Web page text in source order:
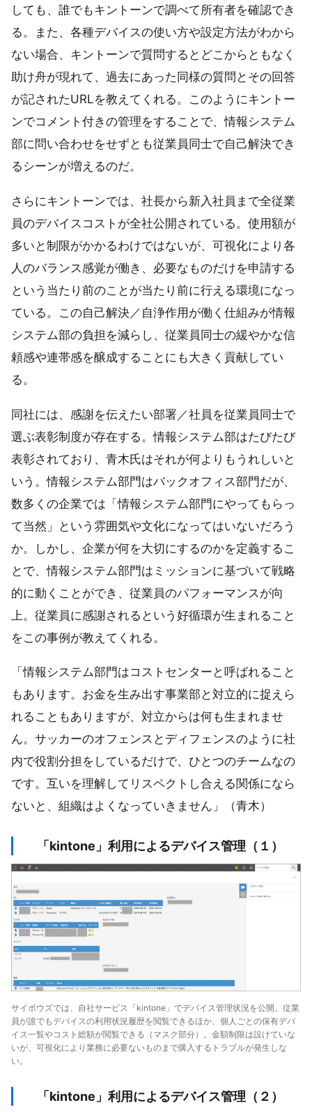
しても、誰でもキントーンで調べて所有者を確認でき
る。また、各種デバイスの使い方や設定方法がわから
ない場合、キントーンで質問するとどこからともなく
助け舟が現れて、過去にあった同様の質問とその回答
が記されたURLを教えてくれる。このようにキントー
ンでコメント付きの管理をすることで、情報システム
部に問い合わせをせずとも従業員同士で自己解決でき
るシーンが増えるのだ。
さらにキントーンでは、社長から新入社員まで全従業
員のデバイスコストが全社公開されている。使用額が
多いと制限がかかるわけではないが、可視化により各
人のバランス感覚が働き、必要なものだけを申請する
という当たり前のことが当たり前に行える環境になっ
ている。この自己解決／自浄作用が働く仕組みが情報
システム部の負担を減らし、従業員同士の緩やかな信
頼感や連帯感を醸成することにも大きく貢献してい
る。
同社には、感謝を伝えたい部署／社員を従業員同士で
選ぶ表彰制度が存在する。情報システム部はたびたび
表彰されており、青木氏はそれが何よりもうれしいと
いう。情報システム部門はバックオフィス部門だが、
数多くの企業では「情報システム部門にやってもらっ
て当然」という雰囲気や文化になってはいないだろう
か。しかし、企業が何を大切にするのかを定義するこ
とで、情報システム部門はミッションに基づいて戦略
的に動くことができ、従業員のパフォーマンスが向
上。従業員に感謝されるという好循環が生まれること
をこの事例が教えてくれる。
「情報システム部門はコストセンターと呼ばれること
もあります。お金を生み出す事業部と対立的に捉えら
れることもありますが、対立からは何も生まれませ
ん。サッカーのオフェンスとディフェンスのように社
内で役割分担をしているだけで、ひとつのチームなの
です。互いを理解してリスペクトし合える関係になら
ないと、組織はよくなっていきません」（青木）
「kintone」利用によるデバイス管理（１）
サイボウズでは、自社サービス「kintone」でデバイス管理状況を公開。従業
員が誰でもデバイスの利用状況履歴を閲覧できるほか、個人ごとの保有デバ
イス一覧やコスト総額が閲覧できる（マスク部分）。金額制限は設けていな
いが、可視化により業務に必要ないものまで購入するトラブルが発生しな
い。
「kintone」利用によるデバイス管理（２）